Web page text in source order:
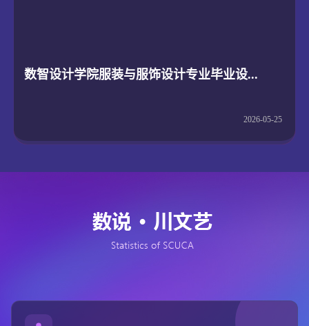
数智设计学院服装与服饰设计专业毕业设...
2026-05-25